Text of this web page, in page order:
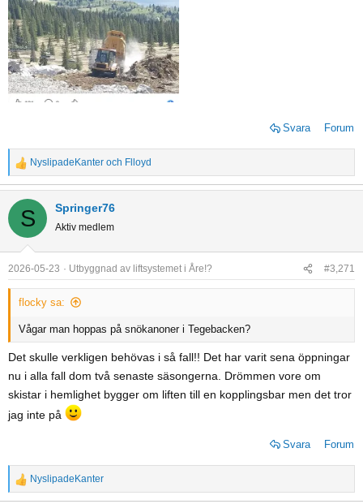
Svara Forum
R
e
a
t
i
o
n
NyslipadeKanter och Flloyd
S Springer76
Aktiv medlem
2026-05-23 Utbyggnad av liftsystemet i Åre!? #3,271
flocky sa:
Vågar man hoppas på snökanoner i Tegebacken?
Det skulle verkligen behövas i så fall!! Det har varit sena öppningar
nu i alla fall dom två senaste säsongerna. Drömmen vore om
skistar i hemlighet bygger om liften till en kopplingsbar men det tror
jag inte på
Svara Forum
R
NyslipadeKanter